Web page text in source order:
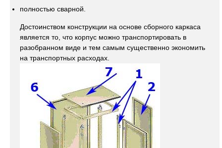
полностью сварной.
Достоинством конструкции на основе сборного каркаса
является то, что корпус можно транспортировать в
разобранном виде и тем самым существенно экономить
на транспортных расходах.